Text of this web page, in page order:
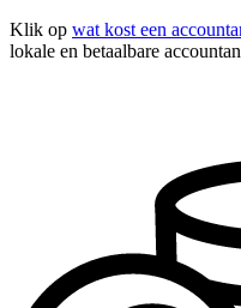
Klik op wat kost een
lokale en betaalbare